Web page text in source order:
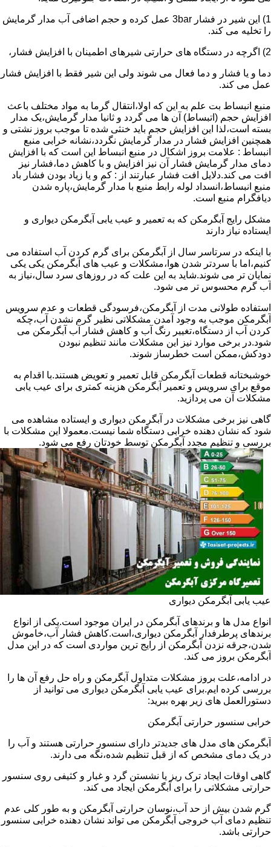
1) این شیر در فشار 3bar عمل کرده و حجم اضافی آب مدار گرمایش
را تخلیه می کند.
2) اگرچه در دستگاه های حرارتی شیرهای اطمینان با افزایش فشار،
دما و یا فشار و دما فعال می شوند ولی این شیر فقط با افزایش فشار
عمل می کند.
منبع انبساط بت علم به این که اولا،انتقال گرما به مواد مختلف باعث
افزایش حجم (اتبساط) آن ها می گردد و ثانیا مدار گرمایش،یک مدار
بسته است،لذا این افزایش حجم باید خنثی شده تا موجب بروز نشتی و
همچنین افزایش فشار در مدار گرمایش نگردد،نشانه خرابی منبع
انبساط : علامت بروز اشکال در منبع انبساط این است که با افزایش
دمای مدار گرمایش فشار آن نیز افزایش و با کاهش دما،فشار نیز
افت می کند.دلایل افت فشار عبارتند از : کم و یا زیاد بودن فشار باد
منبع انبساط،انسداد لوله رابط منبع با مدار گرمایش،پاره شدن
دیافگرام منبع است.
مشکل رایج آبگرمکن که به تعمیر و عیب یابی آبگرمکن دیواری و
ایستاده نیاز دارند
با اینکه در سرتاسر سال از آبگرمکن برای گرم کردن آب استفاده می
کنیم،اما با سردتر شدن هوا،مشکلات و عیب های آبگرمکن یکی یکی
نمایان تر می شوند.شاید به این علت که در روزهای سرد سال،نیاز به
آب گرم محسوس تر می شود.
استفاده طولانی مدت از آبگرمکن،فرسودگی قطعات و عدم سرویس
آبگرمکن موجب به وجود آمدن مشکلاتی نظیر گرم نشدن آب،چکه
کردن آب از دستگاه،تغییر رنگ آب و کاهش فشار آب آبگرمکن می
شود.در برخی موارد نیز این مشکلات مانند تنظیم نبودن
دودکش،ممکن است خطرساز شوند.
خوشبختانه قطعات آبگرمکن قابل تعمیر و تعویض هستند.با اقدام به
موقع برای سرویس و تعمیر آبگرمکن هزینه کمتری برای عیب یابی
مشکلات آن می پردازید.
گاهی نیز برخی مشکلات در آبگرمکن دیواری و ایستاده مشاهده می
شود که نشان دهنده خرابی دستگاه شما نیست.معمولا این مشکلات با
بررسی و تنظیم مجدد آبگرمکن توسط خودتان رفع می شود.
عیب یابی آبگرمکن دیواری
انواع مدل ها و برندهای آبگرمکن در ایران موجود است.یکی از انواع
برندهای پرطرفدار آبگرمکن دیواری،است.کاهش فشار آب،خاموش
شدن،جرقه نزدن آبگرمکن از رایج ترین مواردی است که در این مدل
آبگرمکن بروز می کند.
در ادامه،علت بروز مشکلات متداول آبگرمکن و راه حل رفع آن ها را
بررسی کرده ایم.برای عیب یابی آبگرمکن دیواری می توانید از
دستورالعمل های زیر بهره ببرید:
خرابی سنسور حرارتی آبگرمکن
آبگرمکن های مدل های جدیدتر دارای سنسور حرارتی هستند و آب را
در یک دمای مشخص که از قبل تنظیم شده،نگه می دارند.
گاهی اوقات ایجاد ترک ریز یا نشستن گرد و غبار و کثیفی روی سنسور
حرارتی مشکلاتی را برای آبگرمکن ایجاد می کند.
گرم شدن بیش از حد آب،نوسان حرارتی آبگرمکن و به طور کلی عدم
تنظیم دمای آب خروجی آبگرمکن می تواند نشان دهنده خرابی سنسور
حرارتی باشد.